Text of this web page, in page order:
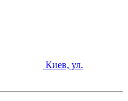
Киев, ул.